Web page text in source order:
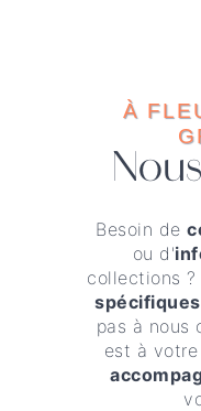
À
Besoin de
ou d'
collections ?
spécifiques
pas à nous
est à